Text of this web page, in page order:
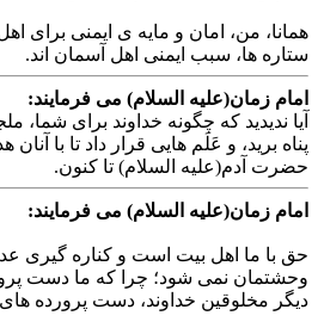
من، امان و مایه ی ایمنی برای اهل
ها، سبب ایمنی اهل آسمان اند.
زمان(علیه السلام) می فرمایند:
ندیدید که چگونه خداوند برای شما،
برید، و عَلَم هایی قرار داد تا با آنان
آدم(علیه السلام) تا کنون.
زمان(علیه السلام) می فرمایند:
با ما اهل بیت است و کناره گیری
نمی شود؛ چرا که ما دست
مخلوقین خداوند، دست پرورده های